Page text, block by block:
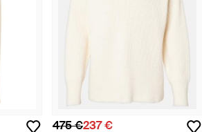
475 €237 €